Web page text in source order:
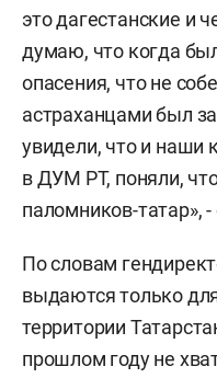
это дагестанские и
думаю, что когда
опасения, что не
астраханцами был
увидели, что и наши
в ДУМ РТ, поняли,
паломников-татар»,
По словам
выдаются только
территории
прошлом году не